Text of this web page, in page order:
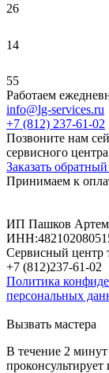
26
14
55
Работаем
info@lg-services.ru
+7 (812) 237-61-02
Позвоните нам
сервисного
Заказать
Принимаем к
ИП Пашков
Сервисный центр
+7 (812)237-61-02
Политика
персональных
Вызвать мастера
В течение 2